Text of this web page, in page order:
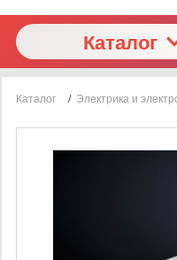
Каталог
Каталог / Электрика и